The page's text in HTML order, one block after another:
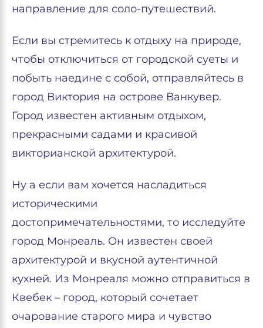
направление для соло-путешествий.
Если вы стремитесь к отдыху на природе,
чтобы отключиться от городской суеты и
побыть наедине с собой, отправляйтесь в
город Виктория на острове Ванкувер.
Город известен активным отдыхом,
прекрасными садами и красивой
викторианской архитектурой.
Ну а если вам хочется насладиться
историческими
достопримечательностями, то исследуйте
город Монреаль. Он известен своей
архитектурой и вкусной аутентичной
кухней. Из Монреаля можно отправиться в
Квебек – город, который сочетает
очарование старого мира и чувство